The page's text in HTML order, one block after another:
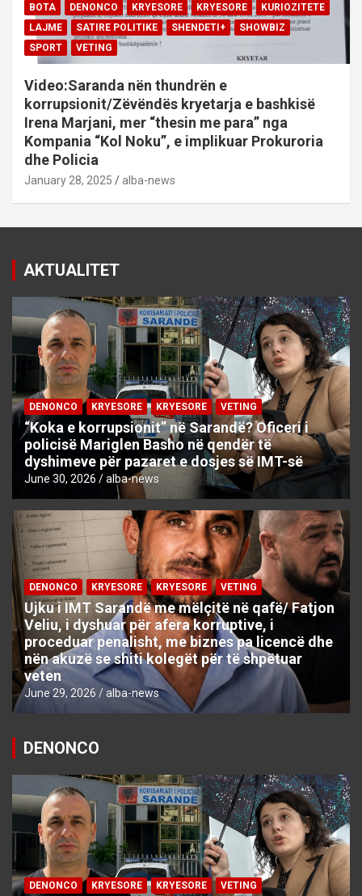
BOTA DENONCO KRYESORE KRYESORE
KURIOZITETE
LAJME
SATIRE POLITIKE SHENDETI+
SHOWBIZ
SPORT
VETING
Video:Saranda nën thundrën e
korrupsionit/Zëvëndës kryetarja e bashkisë
Irena Marjani, mer “thesin me para” nga
Kompania “Kol Noku”, e implikuar Prokuroria
dhe Policia
January 28, 2025 alba-news
AKTUALITET
DENONCO KRYESORE KRYESORE VETING
“Koka e korrupsionit” në Sarandë? Oficeri i
policisë Mariglen Basho në qendër të
dyshimeve për pazaret e dosjes së IMT-së
June 30, 2026 alba-news
DENONCO KRYESORE KRYESORE VETING
Ujku i IMT Sarandë me mëlçitë në qafë/ Fatjon
Veliu, i dyshuar për afera korruptive, i
proceduar penalisht, me biznes pa licencë dhe
nën akuzë se shiti kolegët për të shpëtuar
veten
June 29, 2026 alba-news
DENONCO
DENONCO KRYESORE KRYESORE VETING